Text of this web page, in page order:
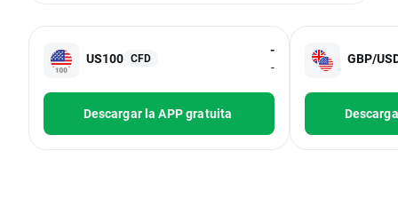
US100 CFD
-
-
Descargar la APP gratuita
GBP/